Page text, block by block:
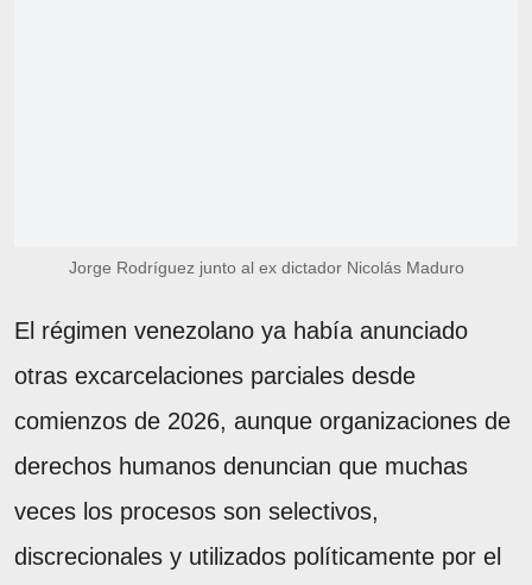
Jorge Rodríguez junto al ex dictador Nicolás Maduro
El régimen venezolano ya había anunciado
otras excarcelaciones parciales desde
comienzos de 2026, aunque organizaciones de
derechos humanos denuncian que muchas
veces los procesos son selectivos,
discrecionales y utilizados políticamente por el